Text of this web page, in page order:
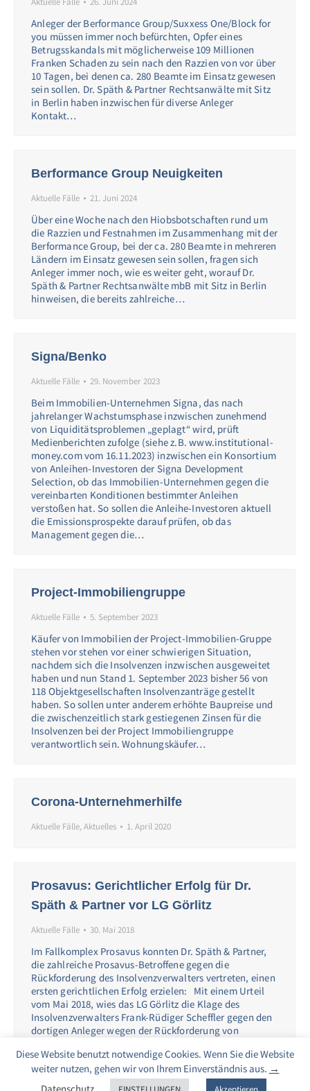
Anleger der Berformance Group/Suxxess One/Block for
you müssen immer noch befürchten, Opfer eines
Betrugsskandals mit möglicherweise 109 Millionen
Franken Schaden zu sein nach den Razzien von vor über
10 Tagen, bei denen ca. 280 Beamte im Einsatz gewesen
sein sollen. Dr. Späth & Partner Rechtsanwälte mit Sitz
in Berlin haben inzwischen für diverse Anleger
Kontakt…
Berformance Group Neuigkeiten
Aktuelle Fälle 21. Juni 2024
Über eine Woche nach den Hiobsbotschaften rund um
die Razzien und Festnahmen im Zusammenhang mit der
Berformance Group, bei der ca. 280 Beamte in mehreren
Ländern im Einsatz gewesen sein sollen, fragen sich
Anleger immer noch, wie es weiter geht, worauf Dr.
Späth & Partner Rechtsanwälte mbB mit Sitz in Berlin
hinweisen, die bereits zahlreiche…
Signa/Benko
Aktuelle Fälle 29. November 2023
Beim Immobilien-Unternehmen Signa, das nach
jahrelanger Wachstumsphase inzwischen zunehmend
von Liquiditätsproblemen „geplagt“ wird, prüft
Medienberichten zufolge (siehe z.B. www.institutional-
money.com vom 16.11.2023) inzwischen ein Konsortium
von Anleihen-Investoren der Signa Development
Selection, ob das Immobilien-Unternehmen gegen die
vereinbarten Konditionen bestimmter Anleihen
verstoßen hat. So sollen die Anleihe-Investoren aktuell
die Emissionsprospekte darauf prüfen, ob das
Management gegen die…
Project-Immobiliengruppe
Aktuelle Fälle 5. September 2023
Käufer von Immobilien der Project-Immobilien-Gruppe
stehen vor stehen vor einer schwierigen Situation,
nachdem sich die Insolvenzen inzwischen ausgeweitet
haben und nun Stand 1. September 2023 bisher 56 von
118 Objektgesellschaften Insolvenzanträge gestellt
haben. So sollen unter anderem erhöhte Baupreise und
die zwischenzeitlich stark gestiegenen Zinsen für die
Insolvenzen bei der Project Immobiliengruppe
verantwortlich sein. Wohnungskäufer…
Corona-Unternehmerhilfe
Aktuelle Fälle,Aktuelles 1. April 2020
Prosavus: Gerichtlicher Erfolg für Dr.
Späth & Partner vor LG Görlitz
Aktuelle Fälle 30. Mai 2018
Im Fallkomplex Prosavus konnten Dr. Späth & Partner,
die zahlreiche Prosavus-Betroffene gegen die
Rückforderung des Insolvenzverwalters vertreten, einen
ersten gerichtlichen Erfolg erzielen: Mit einem Urteil
vom Mai 2018, wies das LG Görlitz die Klage des
Insolvenzverwalters Frank-Rüdiger Scheffler gegen den
dortigen Anleger wegen der Rückforderung von
Anleger, der von…
Diese Website benutzt notwendige Cookies. Wenn Sie die Website
weiter nutzen, gehen wir von Ihrem Einverständnis aus. →